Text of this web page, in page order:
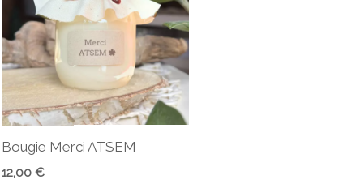
Bougie Merci ATSEM
12,00 €